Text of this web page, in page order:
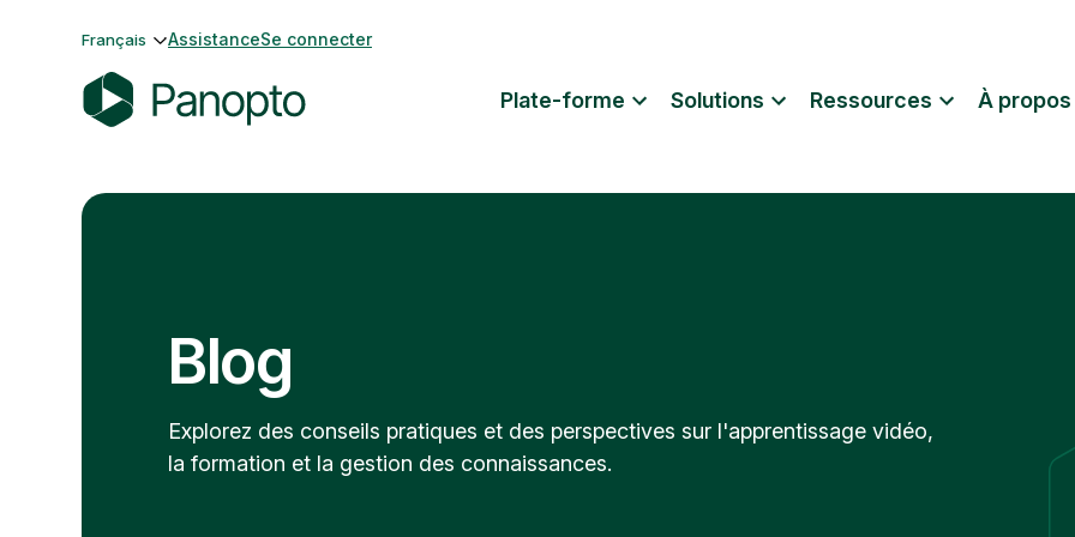
Français AssistanceSe connecter
n
Plate-forme Solutions Ressources À propos
Blog
Explorez des conseils pratiques et des perspectives sur l'apprentissage vidéo,
la formation et la gestion des connaissances.